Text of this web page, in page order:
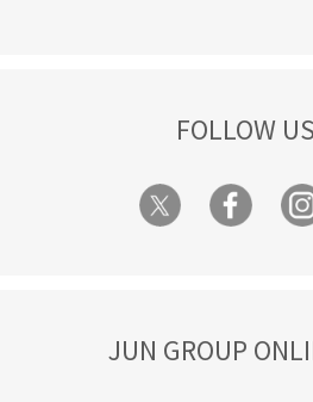
FOLLOW
JUN GROUP